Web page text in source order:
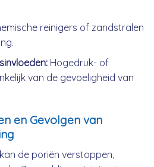
reinigers of zandstralen
Hogedruk- of
van de gevoeligheid van
en Gevolgen van
de poriën verstoppen,